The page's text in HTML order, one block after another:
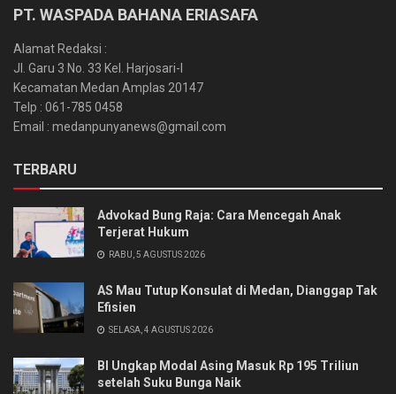
PT. WASPADA BAHANA ERIASAFA
Alamat Redaksi :
Jl. Garu 3 No. 33 Kel. Harjosari-I
Kecamatan Medan Amplas 20147
Telp : 061-785 0458
Email : medanpunyanews@gmail.com
TERBARU
Advokad Bung Raja: Cara Mencegah Anak
Terjerat Hukum
RABU, 5 AGUSTUS 2026
AS Mau Tutup Konsulat di Medan, Dianggap Tak
Efisien
SELASA, 4 AGUSTUS 2026
BI Ungkap Modal Asing Masuk Rp 195 Triliun
setelah Suku Bunga Naik